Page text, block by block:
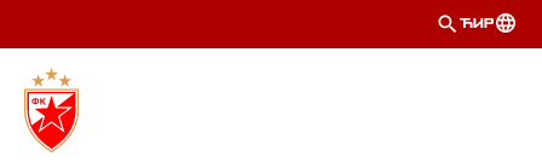
ЋИР